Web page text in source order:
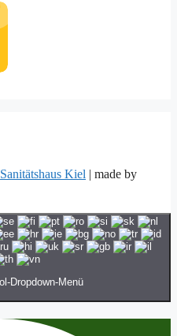
Sanitätshaus Kiel | made by